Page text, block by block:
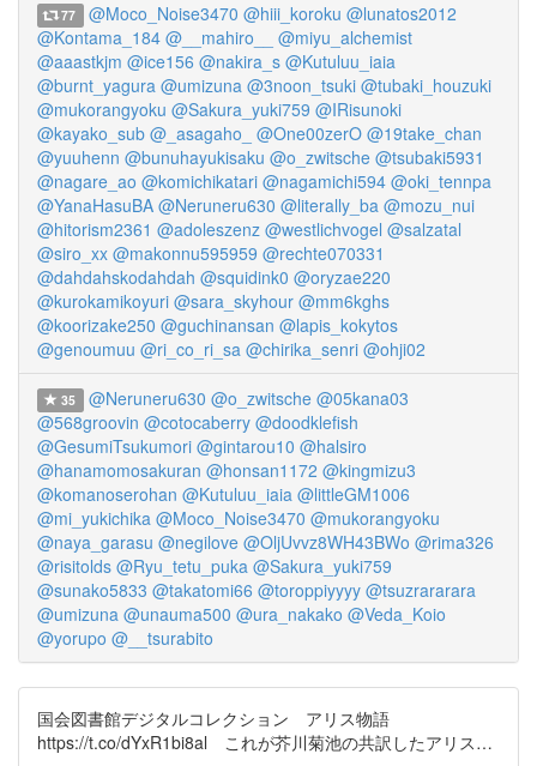
77 @Moco_Noise3470 @hiii_koroku @lunatos2012
@Kontama_184 @__mahiro__
@miyu_alchemist
@aaastkjm @ice156 @nakira_s @Kutuluu_iaia
@burnt_yagura @umizuna @3noon_tsuki @tubaki_houzuki
@mukorangyoku @Sakura_yuki759 @IRisunoki
@kayako_sub @_asagaho_ @One00zerO @19take_chan
@yuuhenn @bunuhayukisaku @o_zwitsche @tsubaki5931
@nagare_ao @komichikatari @nagamichi594 @oki_tennpa
@YanaHasuBA @Neruneru630 @literally_ba @mozu_nui
@hitorism2361 @adoleszenz @westlichvogel @salzatal
@siro_xx @makonnu595959 @rechte070331
@dahdahskodahdah @squidink0 @oryzae220
@kurokamikoyuri @sara_skyhour @mm6kghs
@koorizake250 @guchinansan @lapis_kokytos
@genoumuu @ri_co_ri_sa @chirika_senri @ohji02
35 @Neruneru630 @o_zwitsche @05kana03
@568groovin @cotocaberry @doodklefish
@GesumiTsukumori @gintarou10 @halsiro
@hanamomosakuran @honsan1172 @kingmizu3
@komanoserohan @Kutuluu_iaia @littleGM1006
@mi_yukichika @Moco_Noise3470 @mukorangyoku
@naya_garasu @negilove @OljUvvz8WH43BWo @rima326
@risitolds @Ryu_tetu_puka @Sakura_yuki759
@sunako5833 @takatomi66 @toroppiyyyy @tsuzrararara
@umizuna @unauma500 @ura_nakako @Veda_Koio
@yorupo @__tsurabito
国会図書館デジタルコレクション アリス物語
https://t.co/dYxR1bi8al これが芥川菊池の共訳したアリス…